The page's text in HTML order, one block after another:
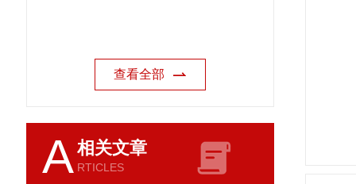
查看全部
A相关文章
RTICLES